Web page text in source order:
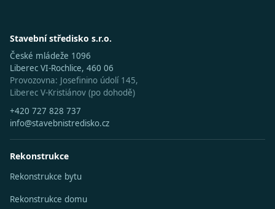
Stavební středisko s.r.o.
České mládeže 1096
Liberec VI-Rochlice, 460 06
Provozovna: Josefinino údolí 145,
Liberec V-Kristiánov (po dohodě)
+420 727 828 737
info@stavebnistredisko.cz
Rekonstrukce
Rekonstrukce bytu
Rekonstrukce domu